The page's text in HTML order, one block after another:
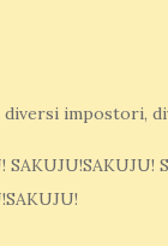
diversi impostori,